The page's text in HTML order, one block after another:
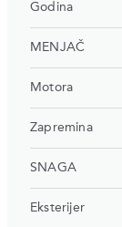
Godina
MENJAČ
Motora
Zapremina
SNAGA
Eksterijer